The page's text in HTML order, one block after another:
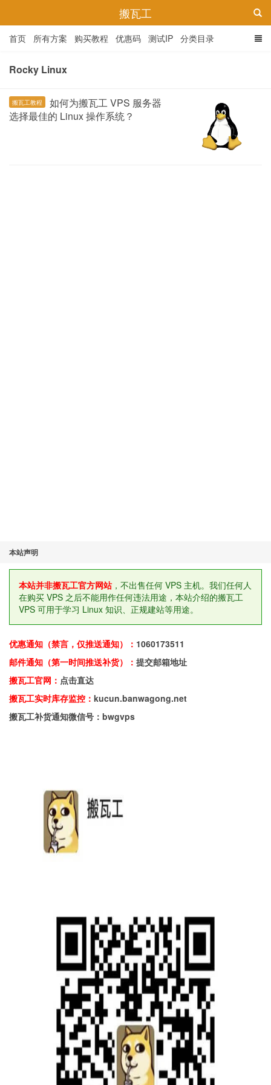
搬瓦工
首页 所有方案 购买教程 优惠码 测试IP 分类目录
Rocky Linux
搬瓦工教程
如何为搬瓦工 VPS 服务器
选择最佳的 Linux 操作系统？
本站声明
本站并非搬瓦工官方网站，不出售任何 VPS 主机。我们任何人
在购买 VPS 之后不能用作任何违法用途，本站介绍的搬瓦工
VPS 可用于学习 Linux 知识、正规建站等用途。
优惠通知（禁言，仅推送通知）： 1060173511
邮件通知（第一时间推送补货）： 提交邮箱地址
搬瓦工官网： 点击直达
搬瓦工实时库存监控： kucun.banwagong.net
搬瓦工补货通知微信号：bwgvps